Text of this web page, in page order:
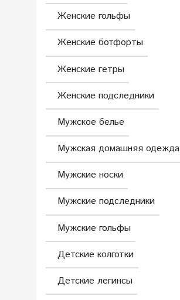
Женские гольфы
Женские ботфорты
Женские гетры
Женские подследники
Мужское белье
Мужская домашняя одежда
Мужские носки
Мужские подследники
Мужские гольфы
Детские колготки
Детские легинсы